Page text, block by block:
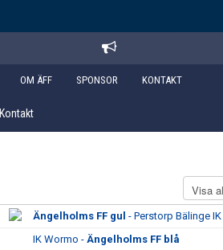
OM ÄFF SPONSOR KONTAKT
Kontakt
Ängelholms FF gul - Perstorp Bälinge IK
IK Wormo - Ängelholms FF blå